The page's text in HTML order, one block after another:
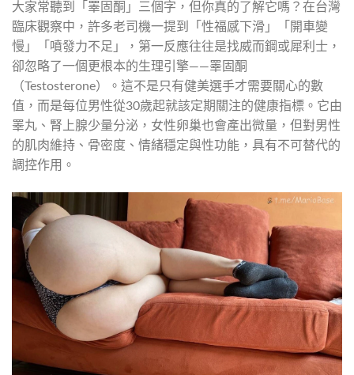
大家常聽到「睪固酮」三個字，但你真的了解它嗎？在台灣
臨床觀察中，許多老司機一提到「性福感下滑」「開車變
慢」「噴發力不足」，第一反應往往是找威而鋼或犀利士，
卻忽略了一個更根本的生理引擎——睪固酮
（Testosterone）。這不是只有健美選手才需要關心的數
值，而是每位男性從30歲起就該定期關注的健康指標。它由
睪丸、腎上腺少量分泌，女性卵巢也會產出微量，但對男性
的肌肉維持、骨密度、情緒穩定與性功能，具有不可替代的
調控作用。